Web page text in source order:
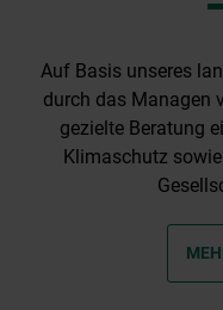
Auf Basis unseres
durch das Managen
gezielte Beratung
Klimaschutz